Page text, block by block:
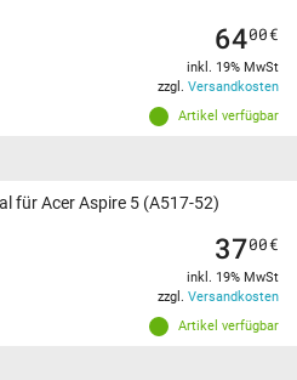
Artikel verfügbar
6400€
inkl. 19% MwSt
zzgl. Versandkosten
für Acer Aspire 5 (A517-52)
Artikel verfügbar
3700€
inkl. 19% MwSt
zzgl. Versandkosten